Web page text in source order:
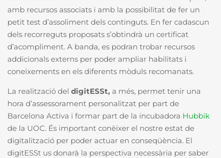
amb recursos associats i amb la possibilitat de fer un
petit test d’assoliment dels continguts. En fer cadascun
dels recorreguts proposats s’obtindrà un certificat
d’acompliment. A banda, es podran trobar recursos
addicionals externs per poder ampliar habilitats i
coneixements en els diferents mòduls recomanats.
La realització del digitESSt, a més, permet tenir una
hora d’assessorament personalitzat per part de
Barcelona Activa i formar part de la incubadora Hubbik
de la UOC. És important conèixer el nostre estat de
digitalització per poder actuar en conseqüència. El
digitESSt us donarà la perspectiva necessària per saber